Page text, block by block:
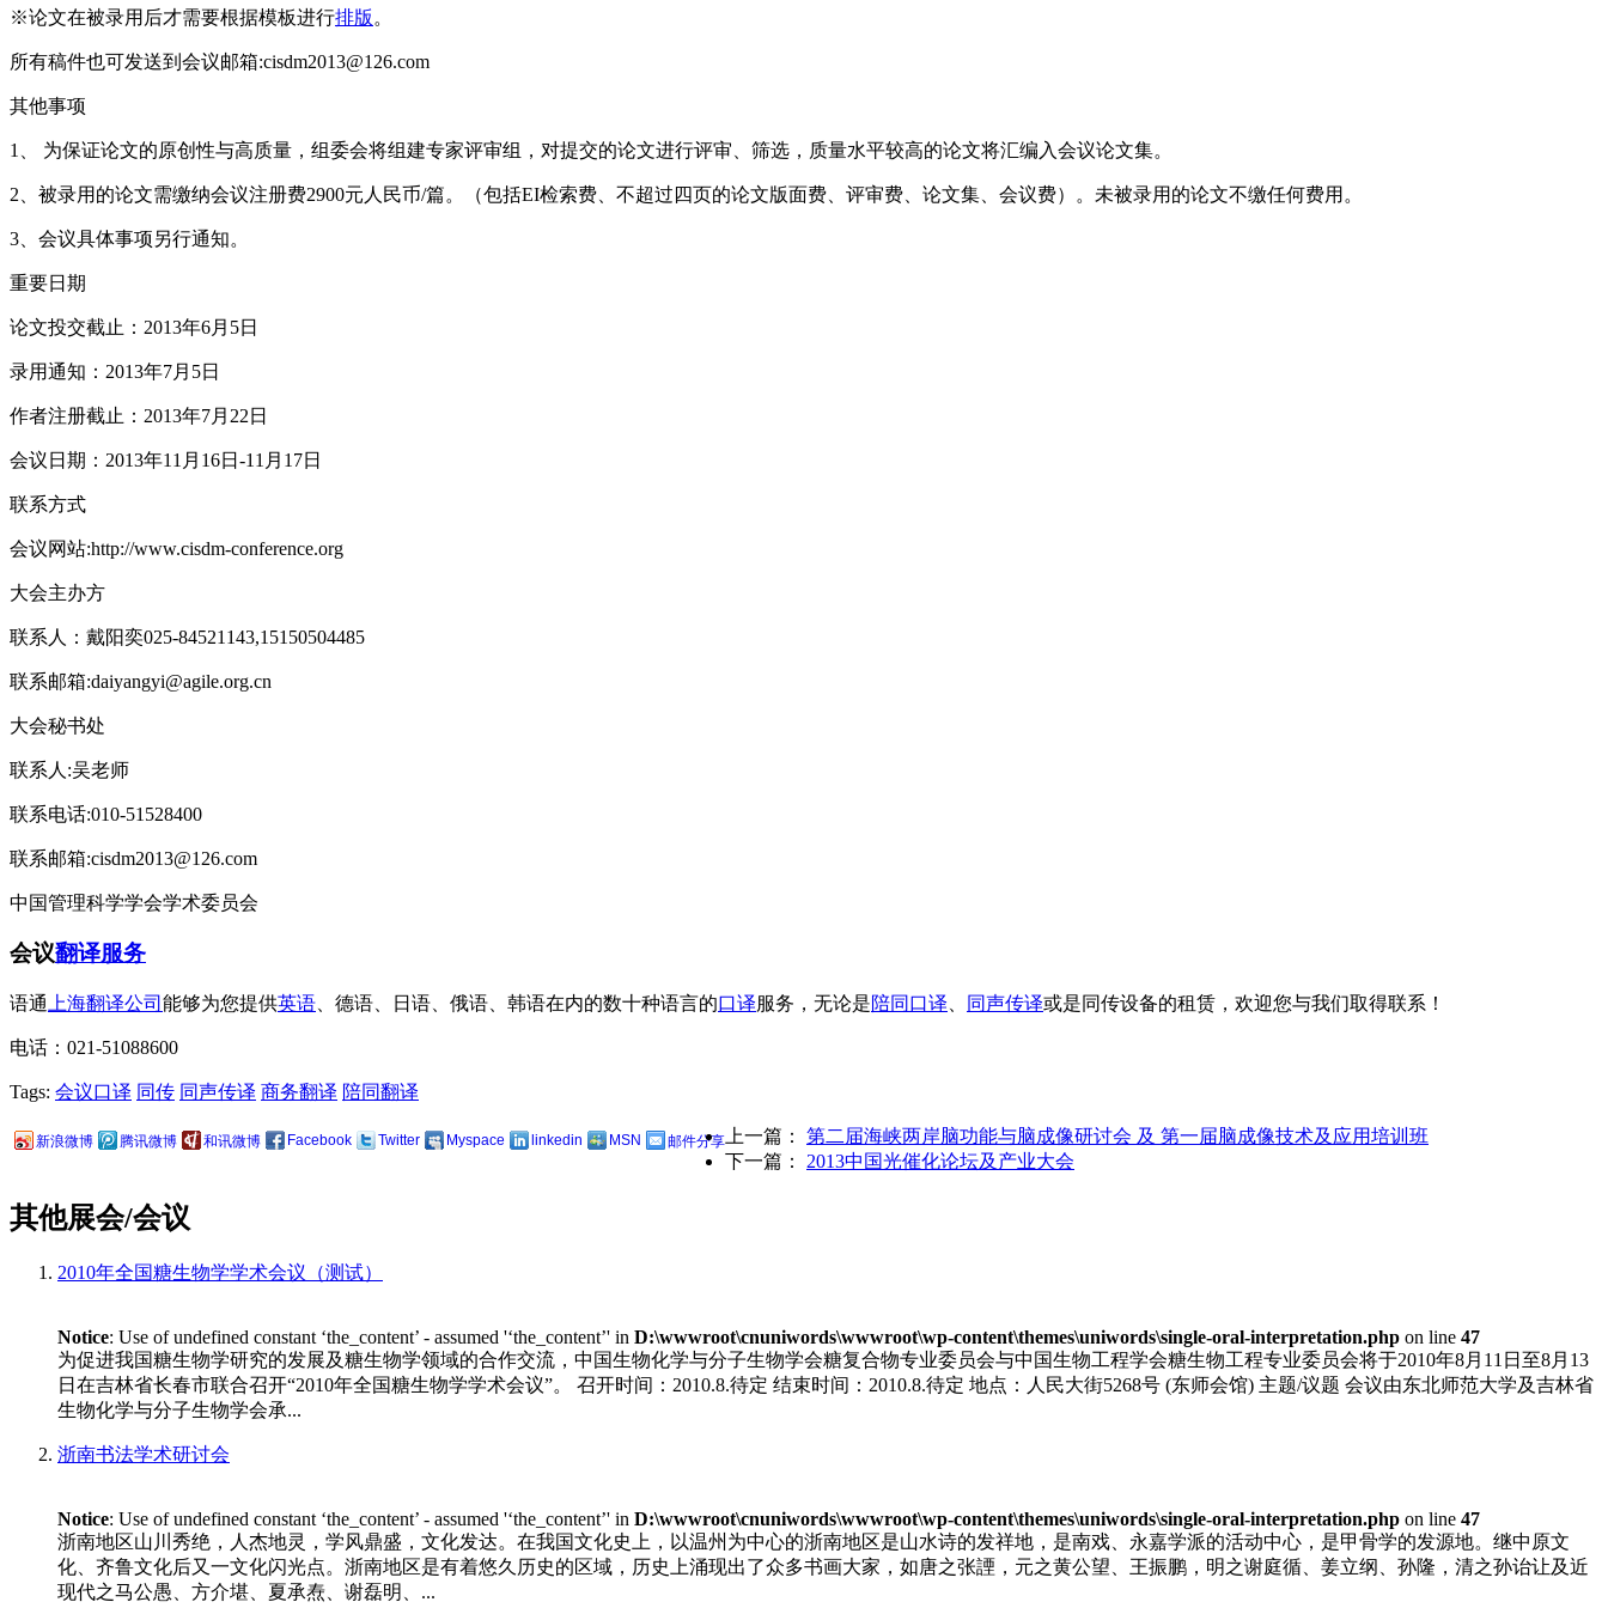
※论文在被录用后才需要根据模板进行排版 。
所有稿件也可发送到会议邮箱:cisdm2013@126.com
其他事项
1、 为保证论文的原创性与高质量，组委会将组建专家评审组，对提交的论文进行评审、筛选，质量水平较高的论文将汇编入会议论文集。
2、被录用的论文需缴纳会议注册费2900元人民币/篇。（包括EI检索费、不超过四页的论文版面费、评审费、论文集、会议费）。未被录用的论文不缴任何费用。
3、会议具体事项另行通知。
重要日期
论文投交截止：2013年6月5日
录用通知：2013年7月5日
作者注册截止：2013年7月22日
会议日期：2013年11月16日-11月17日
联系方式
会议网站:http://www.cisdm-conference.org
大会主办方
联系人：戴阳奕025-84521143,15150504485
联系邮箱:daiyangyi@agile.org.cn
大会秘书处
联系人:吴老师
联系电话:010-51528400
联系邮箱:cisdm2013@126.com
中国管理科学学会学术委员会
会议翻译服务
语通 上海翻译公司 能够为您提供英语 、德语、日语、俄语、韩语在内的数十种语言的口译服务，无论是陪同口译 同声传译或是同传设备的租赁，欢迎您与我们取得联系！
电话：021-51088600
Tags: 会议口译 同传 同声传译 商务翻译 陪同翻译
新浪微博 腾讯微博 和讯微博 Facebook Twitter Myspace linkedin MSN 邮件分享 上一篇： 第二届海峡两岸脑功能与脑成像研讨会 及 第一届脑成像技术及应用培训班
下一篇： 2013中国光催化论坛及产业大会
其他展会/会议
2010年全国糖生物学学术会议（测试）
Notice: Use of undefined constant ‘the_content’ - assumed '‘the_content’' in D:\wwwroot\cnuniwords\wwwroot\wp-content\themes\uniwords\single-oral-interpretation.php on line 47
为促进我国糖生物学研究的发展及糖生物学领域的合作交流，中国生物化学与分子生物学会糖复合物专业委员会与中国生物工程学会糖生物工程专业委员会将于2010年8月11日至8月13
日在吉林省长春市联合召开“2010年全国糖生物学学术会议”。 召开时间：2010.8.待定 结束时间：2010.8.待定 地点：人民大街5268号 (东师会馆) 主题/议题 会议由东北师范大学及吉林省
生物化学与分子生物学会承...
浙南书法学术研讨会
Notice: Use of undefined constant ‘the_content’ - assumed '‘the_content’' in D:\wwwroot\cnuniwords\wwwroot\wp-content\themes\uniwords\single-oral-interpretation.php on line 47
浙南地区山川秀绝，人杰地灵，学风鼎盛，文化发达。在我国文化史上，以温州为中心的浙南地区是山水诗的发祥地，是南戏、永嘉学派的活动中心，是甲骨学的发源地。继中原文
化、齐鲁文化后又一文化闪光点。浙南地区是有着悠久历史的区域，历史上涌现出了众多书画大家，如唐之张諲，元之黄公望、王振鹏，明之谢庭循、姜立纲、孙隆，清之孙诒让及近
现代之马公愚、方介堪、夏承焘、谢磊明、...